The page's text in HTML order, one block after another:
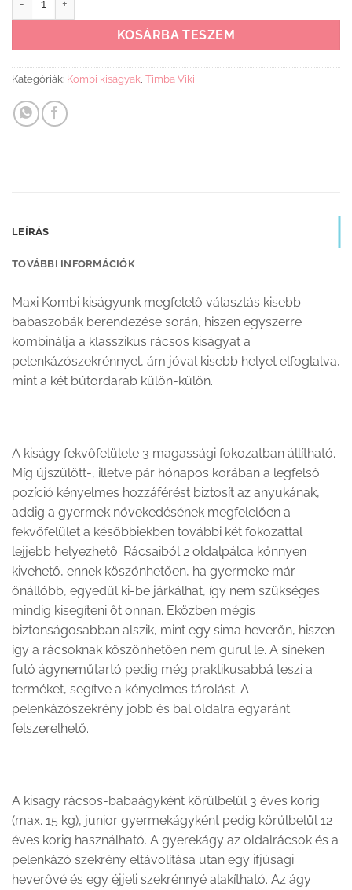
KOSÁRBA TESZEM
Kategóriák: Kombi kiságyak Timba Viki
LEÍRÁS
TOVÁBBI INFORMÁCIÓK
Maxi Kombi kiságyunk megfelelő választás kisebb
babaszobák berendezése során, hiszen egyszerre
kombinálja a klasszikus rácsos kiságyat a
pelenkázószekrénnyel, ám jóval kisebb helyet elfoglalva,
mint a két bútordarab külön-külön.
A kiságy fekvőfelülete 3 magassági fokozatban állítható.
Míg újszülött-, illetve pár hónapos korában a legfelső
pozíció kényelmes hozzáférést biztosít az anyukának,
addig a gyermek növekedésének megfelelően a
fekvőfelület a későbbiekben további két fokozattal
lejjebb helyezhető. Rácsaiból 2 oldalpálca könnyen
kivehető, ennek köszönhetően, ha gyermeke már
önállóbb, egyedül ki-be járkálhat, így nem szükséges
mindig kisegíteni őt onnan. Eközben mégis
biztonságosabban alszik, mint egy sima heverőn, hiszen
így a rácsoknak köszönhetően nem gurul le. A síneken
futó ágyneműtartó pedig még praktikusabbá teszi a
terméket, segítve a kényelmes tárolást. A
pelenkázószekrény jobb és bal oldalra egyaránt
felszerelhető.
A kiságy rácsos-babaágyként körülbelül 3 éves korig
(max. 15 kg), junior gyermekágyként pedig körülbelül 12
éves korig használható. A gyerekágy az oldalrácsok és a
pelenkázó szekrény eltávolítása után egy ifjúsági
heverővé és egy éjjeli szekrénnyé alakítható. Az ágy